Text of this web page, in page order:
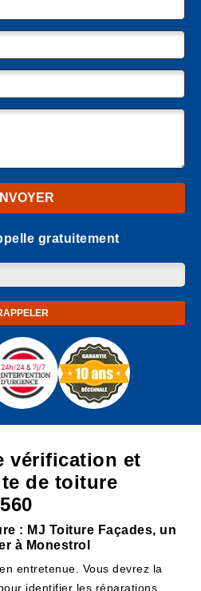
gratuitement
vérification et
de toiture
: MJ Toiture Façades, un
à Monestrol
entretenue. Vous devrez la
identifier les réparations